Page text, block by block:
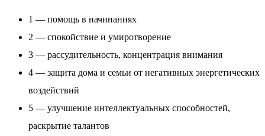
1 — помощь в начинаниях
2 — спокойствие и умиротворение
3 — рассудительность, концентрация внимания
4 — защита дома и семьи от негативных энергетических
воздействий
5 — улучшение интеллектуальных способностей,
раскрытие талантов